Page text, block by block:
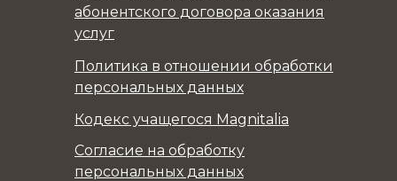
Кодекс учащегося Magnitalia
Согласие на обработку
персональных данных
Политика в отношении обработки
персональных данных
абонентского договора оказания
услуг